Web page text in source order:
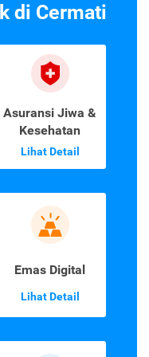
di Cermati
Asuransi Jiwa &
Kesehatan
Lihat Detail
Emas Digital
Lihat Detail